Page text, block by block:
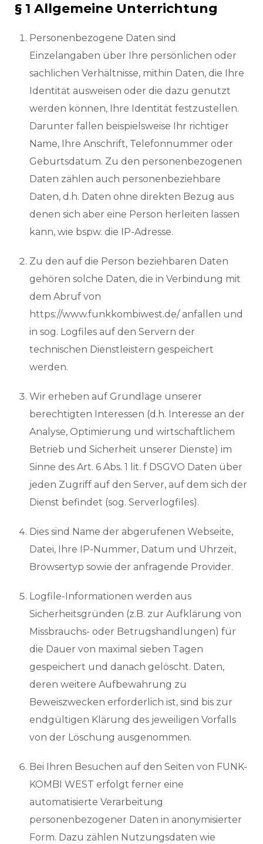
§ 1 Allgemeine Unterrichtung
Personenbezogene Daten sind
Einzelangaben über Ihre persönlichen oder
sachlichen Verhältnisse, mithin Daten, die Ihre
Identität ausweisen oder die dazu genutzt
werden können, Ihre Identität festzustellen.
Darunter fallen beispielsweise Ihr richtiger
Name, Ihre Anschrift, Telefonnummer oder
Geburtsdatum. Zu den personenbezogenen
Daten zählen auch personenbeziehbare
Daten, d.h. Daten ohne direkten Bezug aus
denen sich aber eine Person herleiten lassen
kann, wie bspw. die IP-Adresse.
Zu den auf die Person beziehbaren Daten
gehören solche Daten, die in Verbindung mit
dem Abruf von
https://www.funkkombiwest.de/ anfallen und
in sog. Logfiles auf den Servern der
technischen Dienstleistern gespeichert
werden.
Wir erheben auf Grundlage unserer
berechtigten Interessen (d.h. Interesse an der
Analyse, Optimierung und wirtschaftlichem
Betrieb und Sicherheit unserer Dienste) im
Sinne des Art. 6 Abs. 1 lit. f DSGVO Daten über
jeden Zugriff auf den Server, auf dem sich der
Dienst befindet (sog. Serverlogfiles).
Dies sind Name der abgerufenen Webseite,
Datei, Ihre IP-Nummer, Datum und Uhrzeit,
Browsertyp sowie der anfragende Provider.
Logfile-Informationen werden aus
Sicherheitsgründen (z.B. zur Aufklärung von
Missbrauchs- oder Betrugshandlungen) für
die Dauer von maximal sieben Tagen
gespeichert und danach gelöscht. Daten,
deren weitere Aufbewahrung zu
Beweiszwecken erforderlich ist, sind bis zur
endgültigen Klärung des jeweiligen Vorfalls
von der Löschung ausgenommen.
Bei Ihren Besuchen auf den Seiten von FUNK-
KOMBI WEST erfolgt ferner eine
automatisierte Verarbeitung
personenbezogener Daten in anonymisierter
Form. Dazu zählen Nutzungsdaten wie